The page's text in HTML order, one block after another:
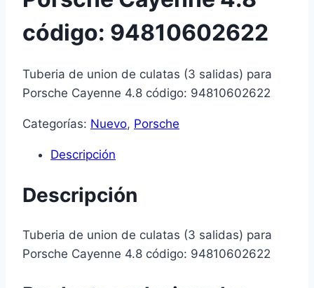
código: 94810602622
Tuberia de union de culatas (3 salidas) para
Porsche Cayenne 4.8 código: 94810602622
Categorías: Nuevo, Porsche
Descripción
Descripción
Tuberia de union de culatas (3 salidas) para
Porsche Cayenne 4.8 código: 94810602622